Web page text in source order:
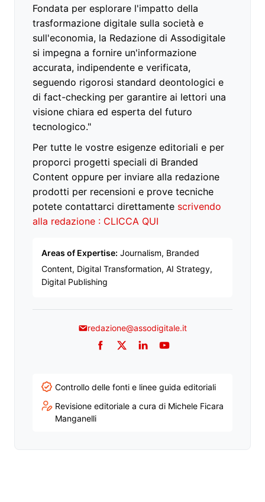
Fondata per esplorare l'impatto della
trasformazione digitale sulla società e
sull'economia, la Redazione di Assodigitale
si impegna a fornire un'informazione
accurata, indipendente e verificata,
seguendo rigorosi standard deontologici e
di fact-checking per garantire ai lettori una
visione chiara ed esperta del futuro
tecnologico."
Per tutte le vostre esigenze editoriali e per
proporci progetti speciali di Branded
Content oppure per inviare alla redazione
prodotti per recensioni e prove tecniche
potete contattarci direttamente scrivendo
alla redazione : CLICCA QUI
Areas of Expertise: Journalism, Branded
Content, Digital Transformation, AI Strategy,
Digital Publishing
redazione@assodigitale.it
Facebook
TwitterLinkedInYouTube
Controllo delle fonti e linee guida editoriali
Revisione editoriale a cura di Michele Ficara
Manganelli